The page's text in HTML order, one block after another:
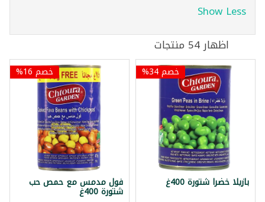
Show Less
اظهار 54 منتجات
خصم 34%
بازيلا خضرا شتورة 400غ
خصم 16%
فول مدمس مع حمص حب
شتورة 400غ